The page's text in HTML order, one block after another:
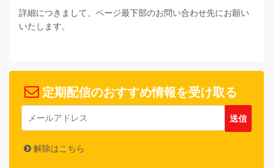
詳細につきまして、ページ最下部のお問い合わせ先にお願い
いたします。
定期配信のおすすめ情報を受け取る
解除はこちら